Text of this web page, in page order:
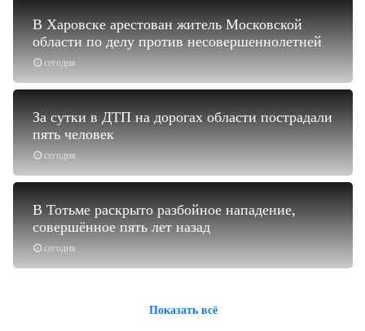
сегодня
В Харовске арестован житель Московской
области по делу против несовершеннолетней
сегодня
За сутки в ДТП на дорогах области пострадали
пять человек
сегодня
В Тотьме раскрыто разбойное нападение,
совершённое пять лет назад
Показать всё